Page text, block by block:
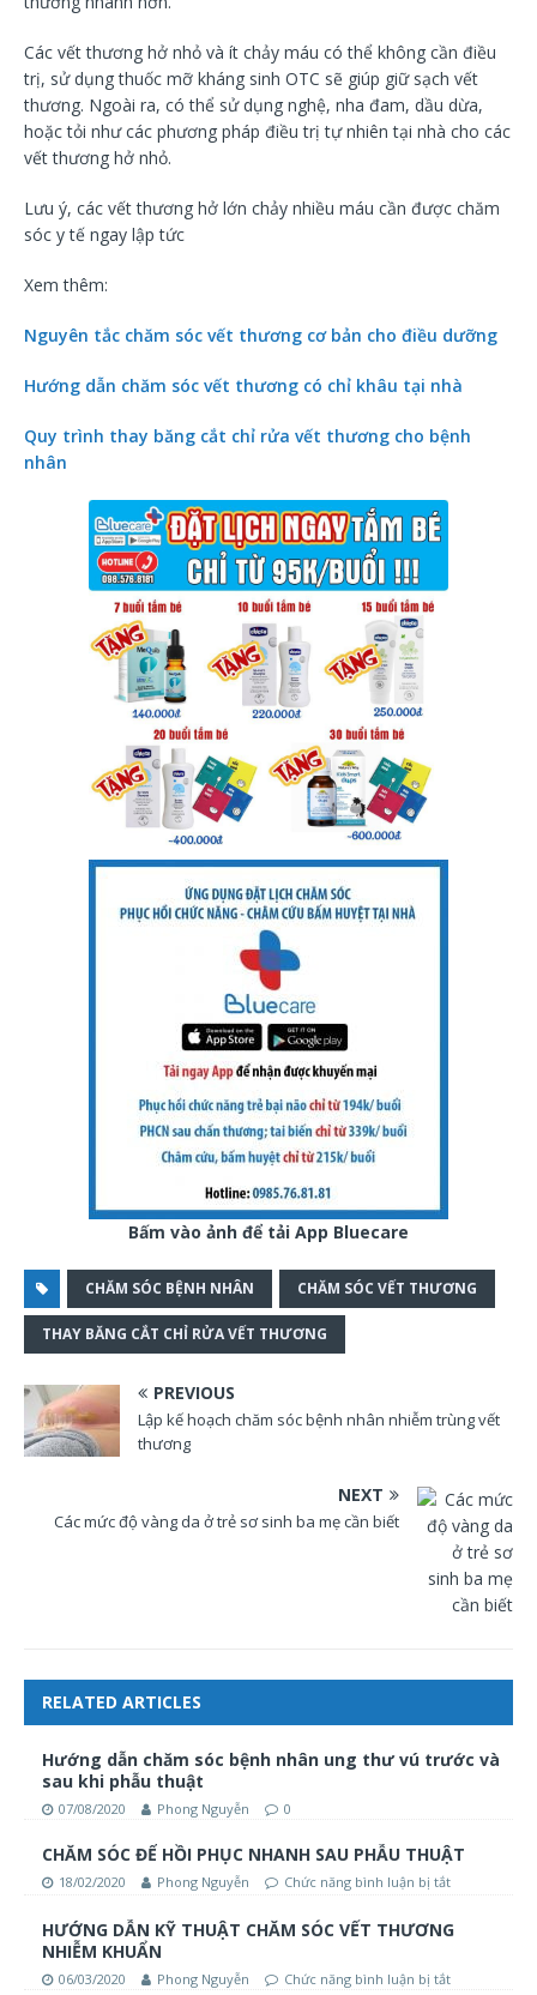
Các vết thương hở nhỏ và ít chảy máu có thể không cần điều
trị, sử dụng thuốc mỡ kháng sinh OTC sẽ giúp giữ sạch vết
thương. Ngoài ra, có thể sử dụng nghệ, nha đam, dầu dừa,
hoặc tỏi như các phương pháp điều trị tự nhiên tại nhà cho các
vết thương hở nhỏ.
Lưu ý, các vết thương hở lớn chảy nhiều máu cần được chăm
sóc y tế ngay lập tức
Xem thêm:
Nguyên tắc chăm sóc vết thương cơ bản cho điều dưỡng
Hướng dẫn chăm sóc vết thương có chỉ khâu tại nhà
Quy trình thay băng cắt chỉ rửa vết thương cho bệnh
nhân
Bấm vào ảnh để tải App Bluecare
CHĂM SÓC BỆNH NHÂN CHĂM SÓC VẾT THƯƠNG
THAY BĂNG CẮT CHỈ RỬA VẾT THƯƠNG
PREVIOUS
Lập kế hoạch chăm sóc bệnh nhân nhiễm trùng vết
thương
NEXT
Các mức độ vàng da ở trẻ sơ sinh ba mẹ cần biết
RELATED ARTICLES
Hướng dẫn chăm sóc bệnh nhân ung thư vú trước và
sau khi phẫu thuật
07/08/2020 Phong Nguyễn 0
CHĂM SÓC ĐỂ HỒI PHỤC NHANH SAU PHẪU THUẬT
18/02/2020 Phong Nguyễn Chức năng bình luận bị tắt
HƯỚNG DẪN KỸ THUẬT CHĂM SÓC VẾT THƯƠNG
NHIỄM KHUẨN
06/03/2020 Phong Nguyễn Chức năng bình luận bị tắt